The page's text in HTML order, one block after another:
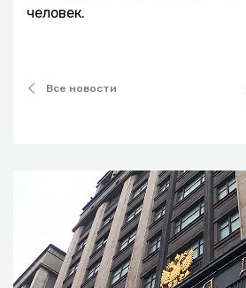
человек.
Все новости